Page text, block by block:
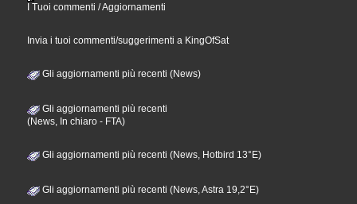
I Tuoi commenti / Aggiornamenti
Invia i tuoi commenti/suggerimenti a KingOfSat
Gli aggiornamenti più recenti (News)
Gli aggiornamenti più recenti
(News, In chiaro - FTA)
Gli aggiornamenti più recenti (News, Hotbird 13°E)
Gli aggiornamenti più recenti (News, Astra 19,2°E)